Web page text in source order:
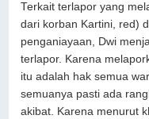
Terkait terlapor yang
dari korban Kartini, red)
penganiayaan, Dwi
terlapor. Karena
itu adalah hak semua
semuanya pasti ada
akibat. Karena menurut